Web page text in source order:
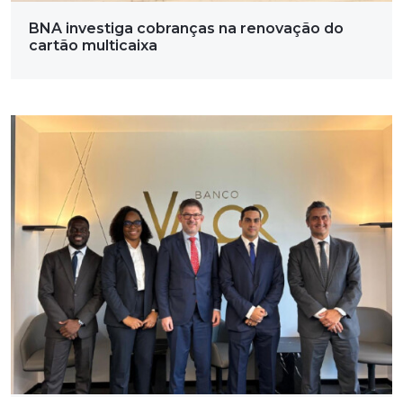
BNA investiga cobranças na renovação do
cartão multicaixa